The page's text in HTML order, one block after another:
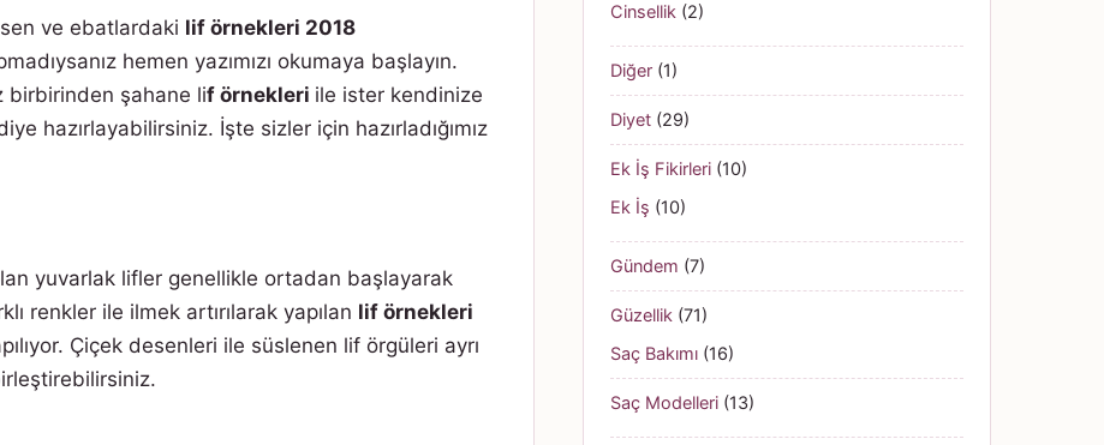
ve ebatlardaki lif örnekleri 2018
hemen yazımızı okumaya başlayın.
birbirinden şahane lif örnekleri ile ister kendinize
hazırlayabilirsiniz. İşte sizler için hazırladığımız
yuvarlak lifler genellikle ortadan başlayarak
renkler ile ilmek artırılarak yapılan lif örnekleri
Çiçek desenleri ile süslenen lif örgüleri ayrı
Cinsellik (2)
Diğer (1)
Diyet (29)
Ek İş Fikirleri (10)
Ek İş (10)
Gündem (7)
Güzellik (71)
Saç Bakımı (16)
Saç Modelleri (13)